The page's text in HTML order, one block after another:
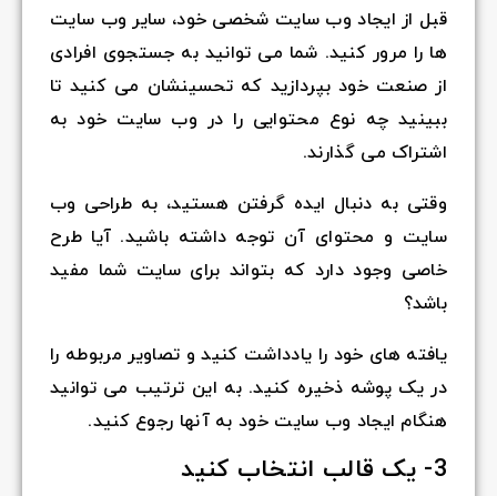
قبل از ایجاد وب سایت شخصی خود، سایر وب سایت
ها را مرور کنید. شما می توانید به جستجوی افرادی
از صنعت خود بپردازید که تحسینشان می کنید تا
ببینید چه نوع محتوایی را در وب سایت خود به
اشتراک می گذارند.
وقتی به دنبال ایده گرفتن هستید، به طراحی وب
سایت و محتوای آن توجه داشته باشید. آیا طرح
خاصی وجود دارد که بتواند برای سایت شما مفید
باشد؟
یافته های خود را یادداشت کنید و تصاویر مربوطه را
در یک پوشه ذخیره کنید. به این ترتیب می توانید
هنگام ایجاد وب سایت خود به آنها رجوع کنید.
3- یک قالب انتخاب کنید